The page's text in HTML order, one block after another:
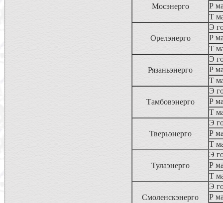
Мосэнерго
Р
Т
Орелэнерго
Э
Р
Т
Рязаньэнерго
Э
Р
Т
Тамбовэнерго
Э
Р
Т
Тверьэнерго
Э
Р
Т
Тулаэнерго
Э
Р
Т
Смоленскэнерго
Э
Р